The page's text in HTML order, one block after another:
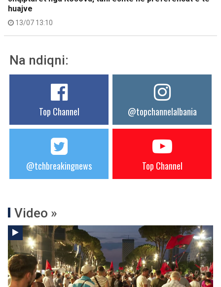
huajve
13/07 13:10
Na ndiqni:
Top Channel @topchannelalbania
@tchbreakingnews Top Channel
Video »